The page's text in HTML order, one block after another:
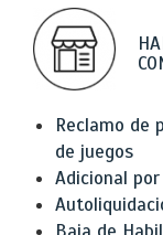
Reclamo de
de juegos
Adicional por